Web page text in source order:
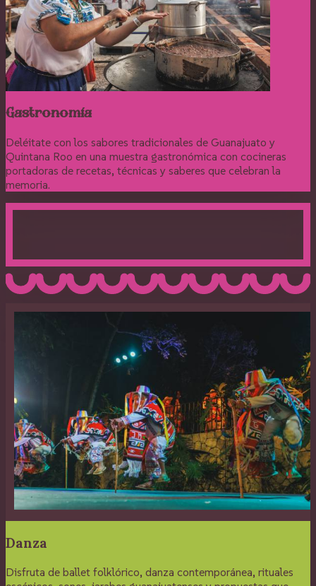
Gastronomía
Deléitate con los sabores tradicionales de Guanajuato y
Quintana Roo en una muestra gastronómica con cocineras
portadoras de recetas, técnicas y saberes que celebran la
memoria.
Danza
Disfruta de ballet folklórico, danza contemporánea, rituales